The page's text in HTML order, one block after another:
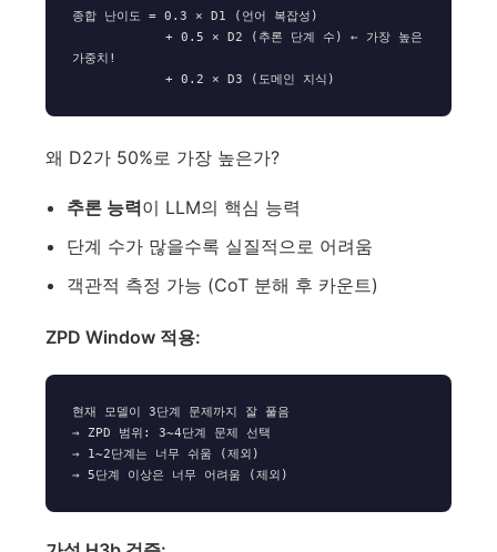
종합 난이도 = 0.3 × D1 (언어 복잡성)
            + 0.5 × D2 (추론 단계 수) ← 가장 높은
가중치!
왜 D2가 50%로 가장 높은가?
추론 능력이 LLM의 핵심 능력
단계 수가 많을수록 실질적으로 어려움
객관적 측정 가능 (CoT 분해 후 카운트)
ZPD Window 적용:
현재 모델이 3단계 문제까지 잘 풀음
→ ZPD 범위: 3~4단계 문제 선택
→ 1~2단계는 너무 쉬움 (제외)